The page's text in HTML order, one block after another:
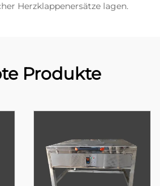
Herzklappenersätze lagen.
Produkte